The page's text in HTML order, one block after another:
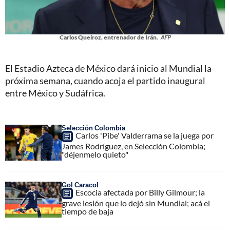
Carlos Queiroz, entrenador de Irán. AFP
El Estadio Azteca de México dará inicio al Mundial la
próxima semana, cuando acoja el partido inaugural
entre México y Sudáfrica.
Selección Colombia
Carlos 'Pibe' Valderrama se la juega por
James Rodríguez, en Selección Colombia;
"déjenmelo quieto"
Gol Caracol
Escocia afectada por Billy Gilmour; la
grave lesión que lo dejó sin Mundial; acá el
tiempo de baja